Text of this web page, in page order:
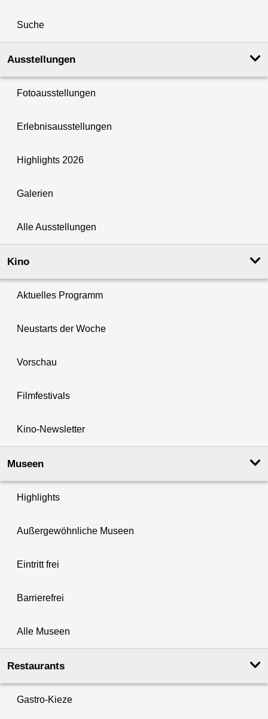
Suche
Ausstellungen
Fotoausstellungen
Erlebnisausstellungen
Highlights 2026
Galerien
Alle Ausstellungen
Kino
Aktuelles Programm
Neustarts der Woche
Vorschau
Filmfestivals
Kino-Newsletter
Museen
Highlights
Außergewöhnliche Museen
Eintritt frei
Barrierefrei
Alle Museen
Restaurants
Gastro-Kieze